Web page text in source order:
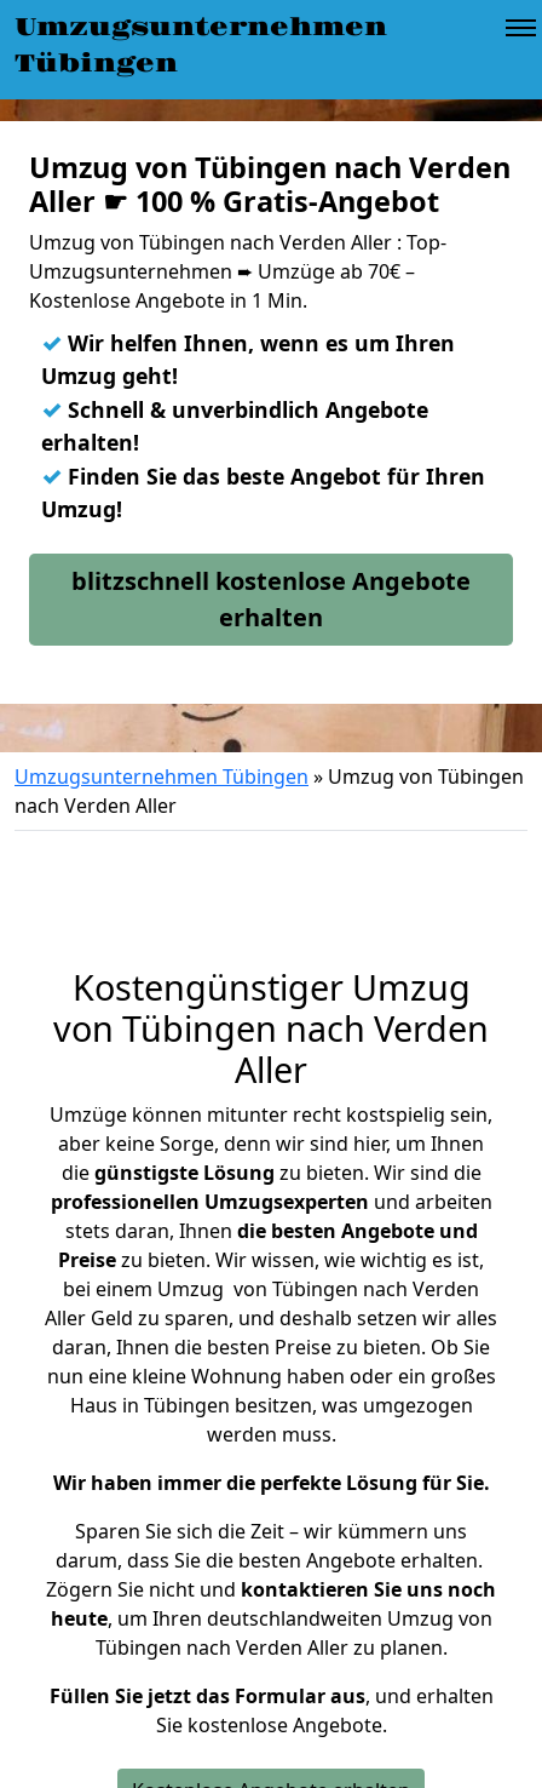
Umzugsunternehmen
Tübingen
Umzug von Tübingen nach Verden
Aller ☛ 100 % Gratis-Angebot
Umzug von Tübingen nach Verden Aller : Top-
Umzugsunternehmen ➨ Umzüge ab 70€ –
Kostenlose Angebote in 1 Min.
✓ Wir helfen Ihnen, wenn es um Ihren
Umzug geht!
✓ Schnell & unverbindlich Angebote
erhalten!
✓ Finden Sie das beste Angebot für Ihren
Umzug!
blitzschnell kostenlose Angebote
erhalten
Umzugsunternehmen Tübingen » Umzug von Tübingen
nach Verden Aller
Kostengünstiger Umzug
von Tübingen nach Verden
Aller
Umzüge können mitunter recht kostspielig sein,
aber keine Sorge, denn wir sind hier, um Ihnen
diegünstigste Lösung zu bieten. Wir sind die
professionellen Umzugsexperten und arbeiten
stets daran, Ihnen die besten Angebote und
Preisezu bieten. Wir wissen, wie wichtig es ist,
bei einem Umzug von Tübingen nach Verden
Aller Geld zu sparen, und deshalb setzen wir alles
daran, Ihnen die besten Preise zu bieten. Ob Sie
nun eine kleine Wohnung haben oder ein großes
Haus in Tübingen besitzen, was umgezogen
werden muss.
Wir haben immer die perfekte Lösung für Sie.
Sparen Sie sich die Zeit – wir kümmern uns
darum, dass Sie die besten Angebote erhalten.
Zögern Sie nicht und kontaktieren Sie uns noch
heute, um Ihren deutschlandweiten Umzug von
Tübingen nach Verden Aller zu planen.
Füllen Sie jetzt das Formular aus, und erhalten
Sie kostenlose Angebote.